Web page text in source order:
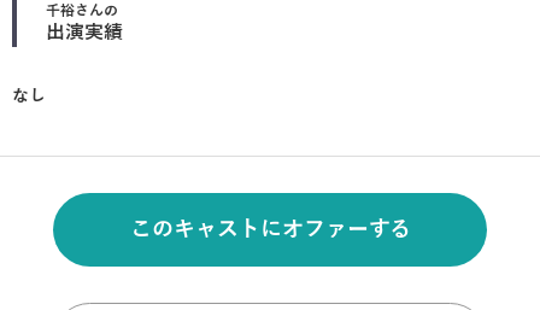
千裕さんの
出演実績
なし
このキャストにオファーする